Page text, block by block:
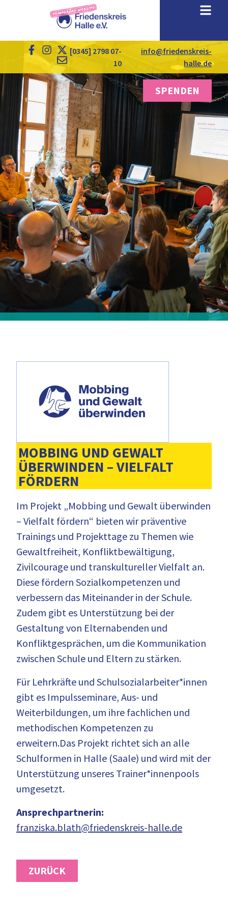
[0345] 2798 07-
10
info@friedenskreis-
halle.de
SPENDEN
MOBBING UND GEWALT
ÜBERWINDEN – VIELFALT
FÖRDERN
Im Projekt „Mobbing und Gewalt überwinden
– Vielfalt fördern“ bieten wir präventive
Trainings und Projekttage zu Themen wie
Gewaltfreiheit, Konfliktbewältigung,
Zivilcourage und transkultureller Vielfalt an.
Diese fördern Sozialkompetenzen und
verbessern das Miteinander in der Schule.
Zudem gibt es Unterstützung bei der
Gestaltung von Elternabenden und
Konfliktgesprächen, um die Kommunikation
zwischen Schule und Eltern zu stärken.
Für Lehrkräfte und Schulsozialarbeiter*innen
gibt es Impulsseminare, Aus- und
Weiterbildungen, um ihre fachlichen und
methodischen Kompetenzen zu
erweitern.Das Projekt richtet sich an alle
Schulformen in Halle (Saale) und wird mit der
Unterstützung unseres Trainer*innenpools
umgesetzt.
Ansprechpartnerin:
franziska.blath@friedenskreis-halle.de
ZURÜCK